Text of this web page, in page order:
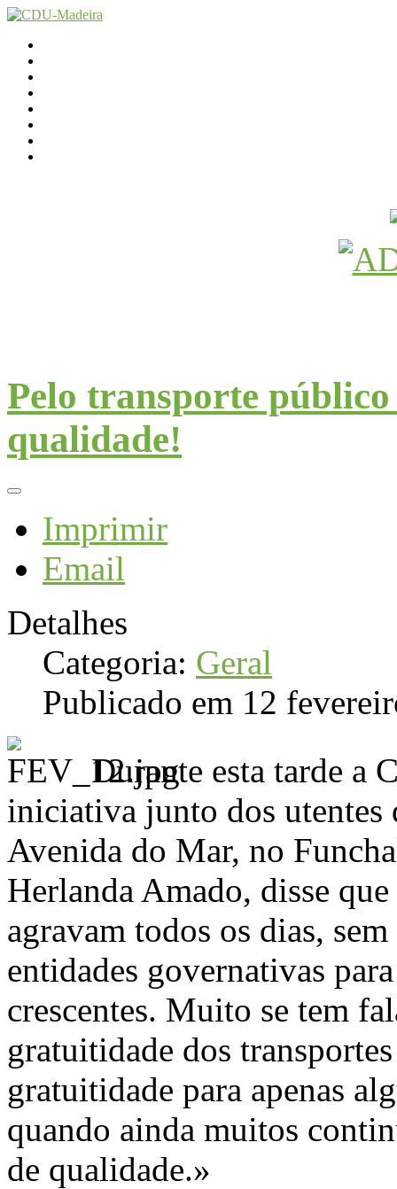
Pelo transporte
qualidade!
Imprimir
Email
Detalhes
Categoria: Geral
Publicado em 12
Durante esta tarde a
iniciativa junto dos utentes
Avenida do Mar, no
Herlanda Amado, disse
agravam todos os dias,
entidades governativas
crescentes. Muito se tem
gratuitidade dos
gratuitidade para apenas
quando ainda muitos
de qualidade.»